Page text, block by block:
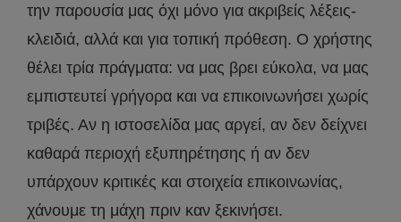
την παρουσία μας όχι μόνο για ακριβείς λέξεις-
κλειδιά, αλλά και για τοπική πρόθεση. Ο χρήστης
θέλει τρία πράγματα: να μας βρει εύκολα, να μας
εμπιστευτεί γρήγορα και να επικοινωνήσει χωρίς
τριβές. Αν η ιστοσελίδα μας αργεί, αν δεν δείχνει
καθαρά περιοχή εξυπηρέτησης ή αν δεν
υπάρχουν κριτικές και στοιχεία επικοινωνίας,
χάνουμε τη μάχη πριν καν ξεκινήσει.